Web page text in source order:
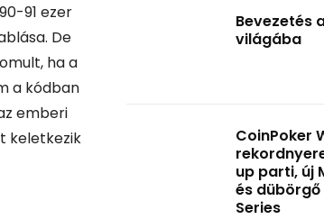
91 ezer
De
ha a
a kódban
emberi
keletkezik
Bevezetés
világába
CoinPoker
up parti, új
és
Series